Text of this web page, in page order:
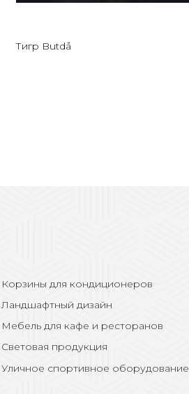
Тигр Butdå
Корзины для кондиционеров
Ландшафтный дизайн
Мебель для кафе и ресторанов
Световая продукция
Уличное спортивное оборудование